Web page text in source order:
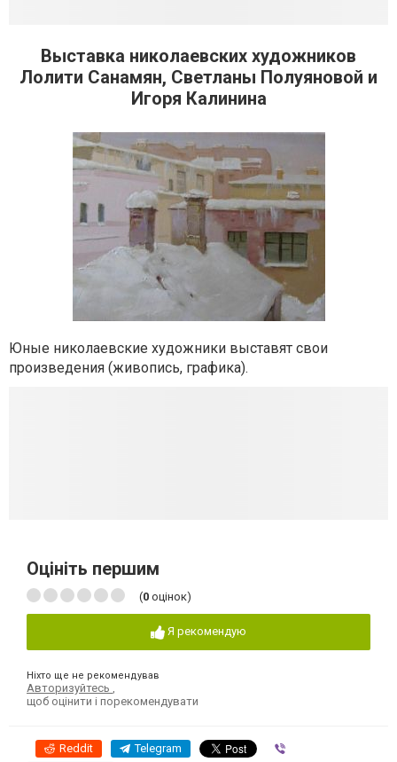
Выставка николаевских художников
Лолити Санамян, Светланы Полуяновой и
Игоря Калинина
Юные николаевские художники выставят свои
произведения (живопись, графика).
Оцініть першим
(0 оцінок)
Я рекомендую
Ніхто ще не рекомендував
Авторизуйтесь
щоб оцінити і порекомендувати
Reddit Telegram